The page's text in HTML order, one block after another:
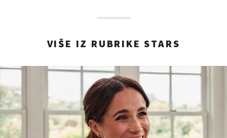
VIŠE IZ RUBRIKE STARS